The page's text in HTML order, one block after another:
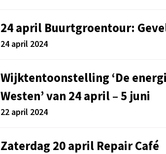
24 april Buurtgroentour:
24 april 2024
Wijktentoonstelling ‘De
Westen’ van 24 april – 5 juni
22 april 2024
Zaterdag 20 april Repair Café